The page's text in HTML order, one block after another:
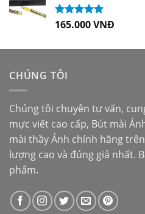
Được xếp
165.000VNĐ
CHÚNG TÔI
Chúng tôi chuyên tư vấn,
mực viết cao cấp, Bút mài
mài thầy Ánh chính hãng
lượng cao và đúng giá nhất.
phẩm.